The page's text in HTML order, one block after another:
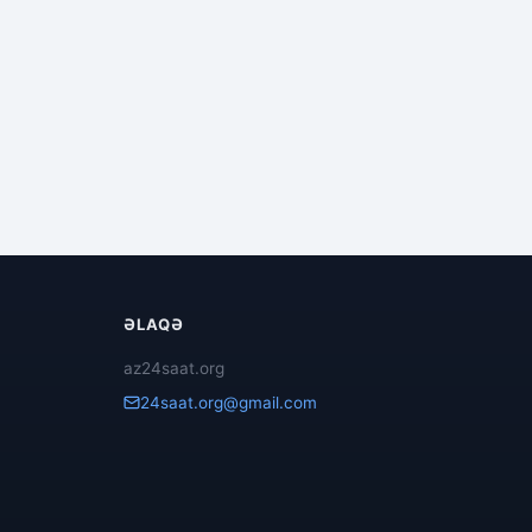
ƏLAQƏ
az24saat.org
24saat.org@gmail.com